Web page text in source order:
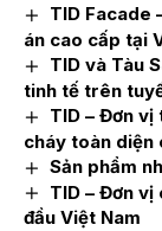
TID Facade
án cao cấp tại
TID và Tàu
tinh tế trên
TID – Đơn
cháy toàn diện
Sản phẩm
TID – Đơn
đầu Việt Nam